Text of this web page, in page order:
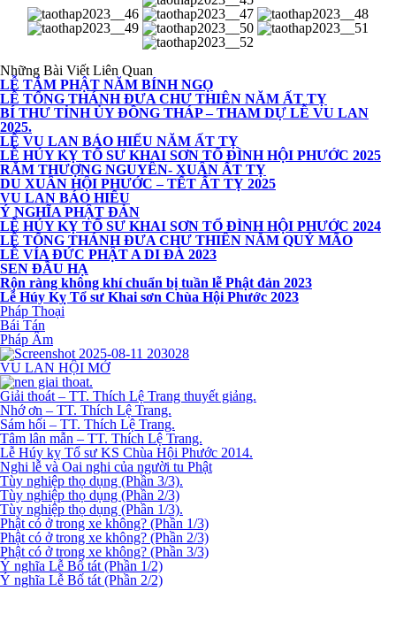
Những Bài Viết Liên Quan
LỄ TẮM PHẬT NĂM BÍNH NGỌ
LỄ TỐNG THÁNH ĐƯA CHƯ THIÊN NĂM ẤT TỴ
BÍ THƯ TỈNH ỦY ĐỒNG THÁP – THAM DỰ LỄ VU LAN
2025.
LỄ VU LAN BÁO HIẾU NĂM ẤT TỴ
LỄ HÚY KỴ TỔ SƯ KHAI SƠN TỔ ĐÌNH HỘI PHƯỚC 2025
RẰM THƯỢNG NGUYÊN- XUÂN ẤT TỴ
DU XUÂN HỘI PHƯỚC – TẾT ẤT TỴ 2025
VU LAN BÁO HIẾU
Ý NGHĨA PHẬT ĐẢN
LỄ HÚY KỴ TỔ SƯ KHAI SƠN TỔ ĐÌNH HỘI PHƯỚC 2024
LỄ TỐNG THÁNH ĐƯA CHƯ THIÊN NĂM QUÝ MÃO
LỄ VÍA ĐỨC PHẬT A DI ĐÀ 2023
SEN ĐẦU HẠ
Rộn ràng không khí chuẩn bị tuần lễ Phật đản 2023
Lễ Húy Kỵ Tổ sư Khai sơn Chùa Hội Phước 2023
Pháp Thoại
Bái Tán
Pháp Âm
VU LAN HỘI MỞ
Giải thoát – TT. Thích Lệ Trang thuyết giảng.
Nhớ ơn – TT. Thích Lệ Trang.
Sám hối – TT. Thích Lệ Trang.
Tâm lân mẫn – TT. Thích Lệ Trang.
Lễ Húy kỵ Tổ sư KS Chùa Hội Phước 2014.
Nghi lễ và Oai nghi của người tu Phật
Tùy nghiệp thọ dụng (Phần 3/3).
Tùy nghiệp thọ dụng (Phần 2/3)
Tùy nghiệp thọ dụng (Phần 1/3).
Phật có ở trong xe không? (Phần 1/3)
Phật có ở trong xe không? (Phần 2/3)
Phật có ở trong xe không? (Phần 3/3)
Ý nghĩa Lễ Bố tát (Phần 1/2)
Ý nghĩa Lễ Bố tát (Phần 2/2)